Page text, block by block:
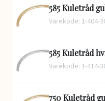
585 Kuletråd
Varekode: 1-404-
585 Kuletråd
Varekode: 1-414-
750 Kuletråd